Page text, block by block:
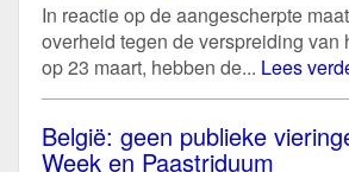
In reactie op de aangescherpte
overheid tegen de verspreiding van
op 23 maart, hebben de... Lees
België: geen publieke
Week en Paastriduum